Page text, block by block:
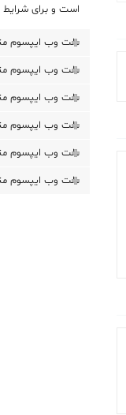
است و برای شرایط
ملت وب ایپسوم
ملت وب ایپسوم
ملت وب ایپسوم
ملت وب ایپسوم
ملت وب ایپسوم
ملت وب ایپسوم